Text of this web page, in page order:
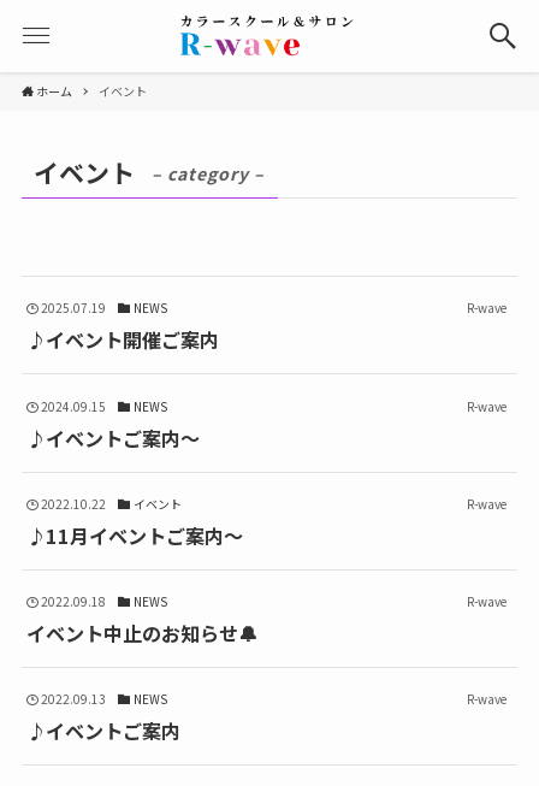
ホーム イベント
イベント – category –
2025.07.19 NEWS R-wave
♪イベント開催ご案内
2024.09.15 NEWS R-wave
♪イベントご案内〜
2022.10.22 イベント R-wave
♪11月イベントご案内～
2022.09.18 NEWS R-wave
イベント中止のお知らせ🔔
2022.09.13 NEWS R-wave
♪イベントご案内